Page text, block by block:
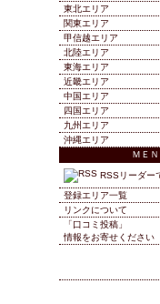
東北エリア
関東エリア
甲信越エリア
北陸エリア
東海エリア
近畿エリア
中国エリア
四国エリア
九州エリア
沖縄エリア
ＭＥＮ
RSSリーダー
登録エリア一覧
リンクについて
「口コミ投稿」
情報をお寄せください